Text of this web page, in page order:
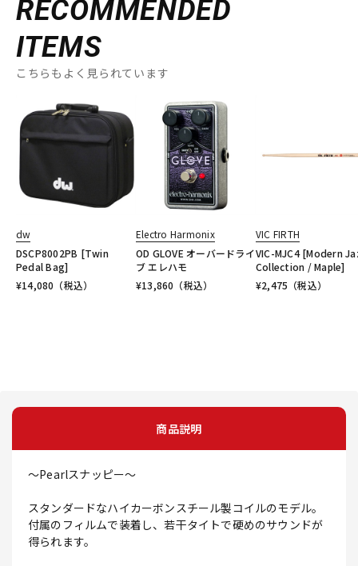
RECOMMENDED
ITEMS
こちらもよく見られています
dw
DSCP8002PB [Twin
Pedal Bag]
¥14,080 （税込）
Electro Harmonix
OD GLOVE オーバードライ
ブ エレハモ
¥13,860 （税込）
VIC FIRTH
VIC-MJC4 [Modern
Collection / Maple]
¥2,475 （税込）
商品説明
～Pearlスナッピー～
スタンダードなハイカーボンスチール製コイルのモデル。
付属のフィルムで装着し、若干タイトで硬めのサウンドが
得られます。